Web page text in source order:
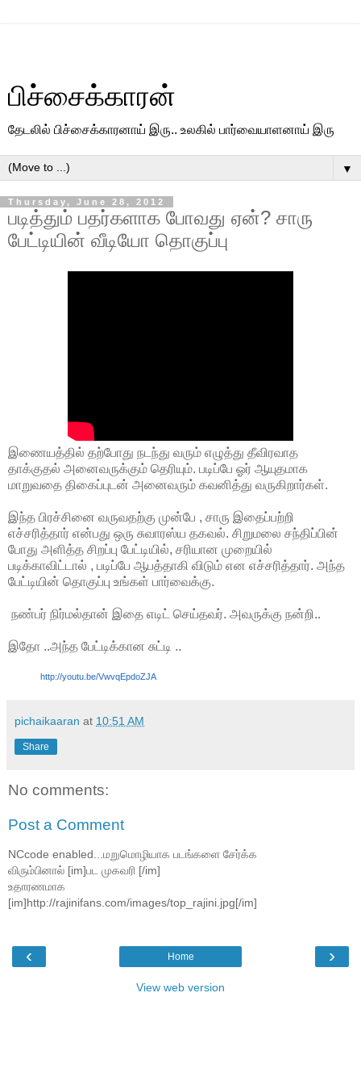
பிச்சைக்காரன்
தேடலில் பிச்சைக்காரனாய் இரு.. உலகில் பார்வையாளனாய் இரு
▼
Thursday, June 28, 2012
படித்தும் பதர்களாக போவது ஏன்? சாரு
பேட்டியின் வீடியோ தொகுப்பு
இணையத்தில் தற்போது நடந்து வரும் எழுத்து தீவிரவாத
தாக்குதல் அனைவருக்கும் தெரியும். படிப்பே ஓர் ஆயுதமாக
மாறுவதை திகைப்புடன் அனைவரும் கவனித்து வருகிறார்கள்.
இந்த பிரச்சினை வருவதற்கு முன்பே , சாரு இதைப்பற்றி
எச்சரித்தார் என்பது ஒரு சுவாரஸ்ய தகவல். சிறுமலை சந்திப்பின்
போது அளித்த சிறப்பு பேட்டியில், சரியான முறையில்
படிக்காவிட்டால் , படிப்பே ஆபத்தாகி விடும் என எச்சரித்தார். அந்த
பேட்டியின் தொகுப்பு உங்கள் பார்வைக்கு.
நண்பர் நிர்மல்தான் இதை எடிட் செய்தவர். அவருக்கு நன்றி..
இதோ ..அந்த பேட்டிக்கான சுட்டி ..
http://youtu.be/VwvqEpdoZJA
pichaikaaran at 10:51 AM
Share
No comments:
Post a Comment
NCcode enabled...மறுமொழியாக படங்களை சேர்க்க
விரும்பினால் [im]பட முகவரி [/im]
உதாரணமாக
[im]http://rajinifans.com/images/top_rajini.jpg[/im]
‹ ›
Home
View web version